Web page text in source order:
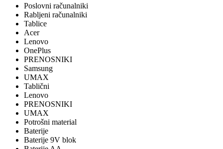
Poslovni računalniki
Rabljeni računalniki
Tablice
Acer
Lenovo
OnePlus
PRENOSNIKI
Samsung
UMAX
Tablični
Lenovo
PRENOSNIKI
UMAX
Potrošni material
Baterije
Baterije 9V blok